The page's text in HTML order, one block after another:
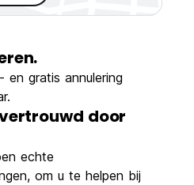
en gratis annulering
door
echte
om u te helpen bij